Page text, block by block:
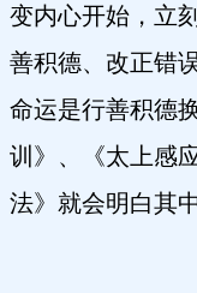
变内心开始，立
善积德、改正错
命运是行善积德
训》、《太上感
法》就会明白其